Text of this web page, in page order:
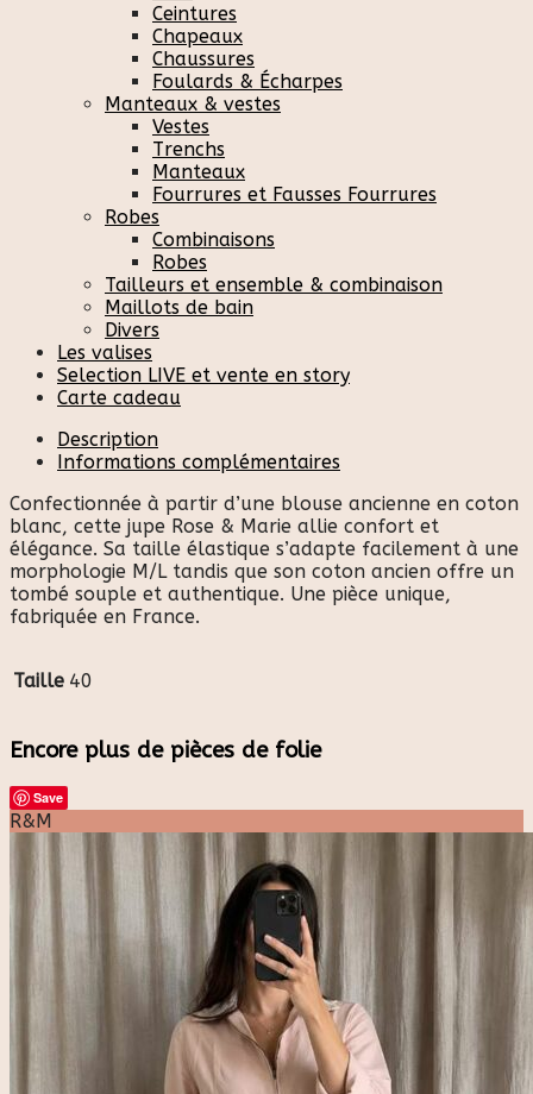
Ceintures
Chapeaux
Chaussures
Foulards & Écharpes
Manteaux & vestes
Vestes
Trenchs
Manteaux
Fourrures et Fausses Fourrures
Robes
Combinaisons
Robes
Tailleurs et ensemble & combinaison
Maillots de bain
Divers
Les valises
Selection LIVE et vente en story
Carte cadeau
Description
Informations complémentaires
Confectionnée à partir d’une blouse ancienne en coton
blanc, cette jupe Rose & Marie allie confort et
élégance. Sa taille élastique s’adapte facilement à une
morphologie M/L tandis que son coton ancien offre un
tombé souple et authentique. Une pièce unique,
fabriquée en France.
Taille 40
Encore plus de pièces de folie
Save
R&M